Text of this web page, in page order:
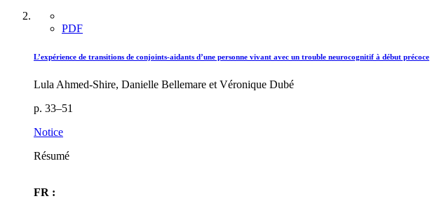
PDF
L’expérience de transitions de conjoints-aidants d’une personne vivant avec un trouble neurocognitif à début précoce
Lula Ahmed-Shire, Danielle Bellemare et Véronique Dubé
p. 33–51
Notice
Résumé
FR :